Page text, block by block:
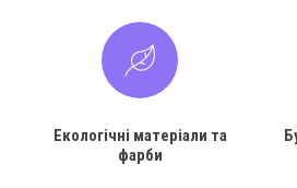
Екологічні матеріали та
фарби